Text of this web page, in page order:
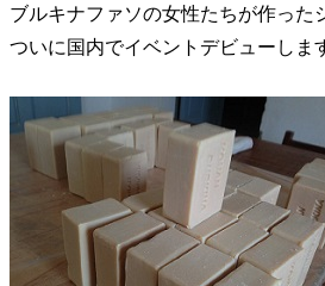
ブルキナファソの女性たちが作った
ついに国内でイベントデビューしま